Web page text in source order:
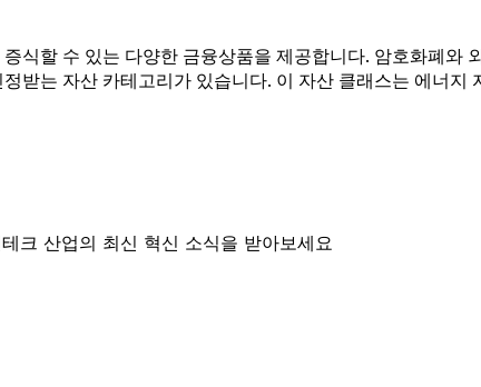
식할 수 있는 다양한 금융상품을 제공합니다. 암호화폐와
받는 자산 카테고리가 있습니다. 이 자산 클래스는 에너지
크 산업의 최신 혁신 소식을 받아보세요